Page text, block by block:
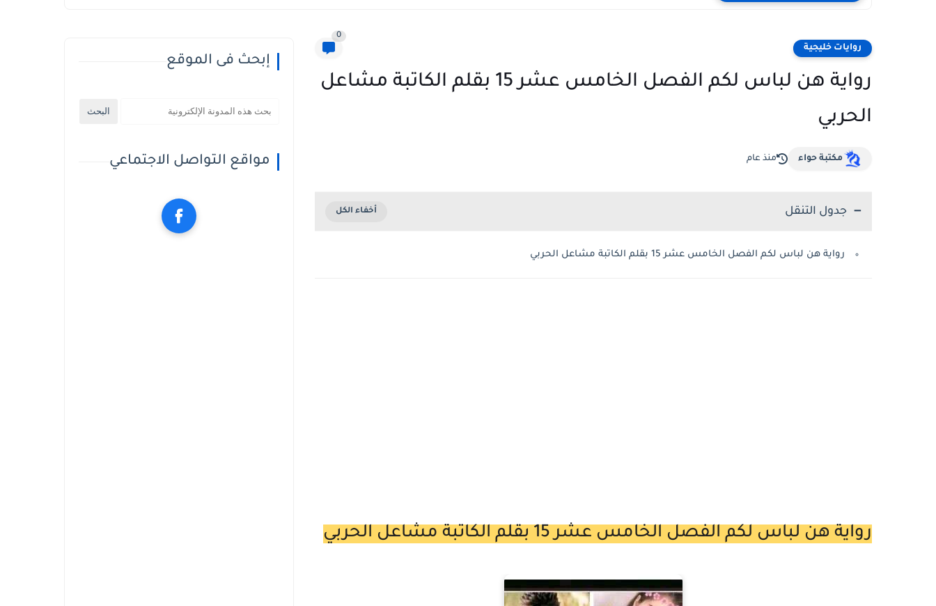
روايات خليجية
0
رواية هن لباس لكم الفصل الخامس عشر 15 بقلم الكاتبة مشاعل
الحربي
مكتبة حواء منذ عام
جدول التنقل
رواية هن لباس لكم الفصل الخامس عشر 15 بقلم الكاتبة مشاعل الحربي
رواية هن لباس لكم الفصل الخامس عشر 15 بقلم الكاتبة مشاعل الحربي
إبحث فى الموقع
مواقع التواصل الاجتماعي